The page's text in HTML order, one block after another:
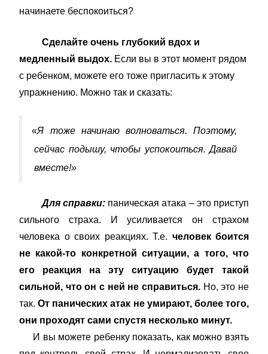
начинаете беспокоиться?
Сделайте очень глубокий вдох и
медленный выдох. Если вы в этот момент рядом
с ребенком, можете его тоже пригласить к этому
упражнению. Можно так и сказать:
«Я тоже начинаю волноваться. Поэтому,
сейчас подышу, чтобы успокоиться. Давай
вместе!»
Для справки:паническая атака – это приступ
сильного страха. И усиливается он страхом
человека о своих реакциях. Т.е. человек боится
не какой-то конкретной ситуации, а того, что
его реакция на эту ситуацию будет такой
сильной, что он с ней не справиться. Но, это не
так.От панических атак не умирают, более того,
они проходят сами спустя несколько минут.
И вы можете ребенку показать, как можно взять